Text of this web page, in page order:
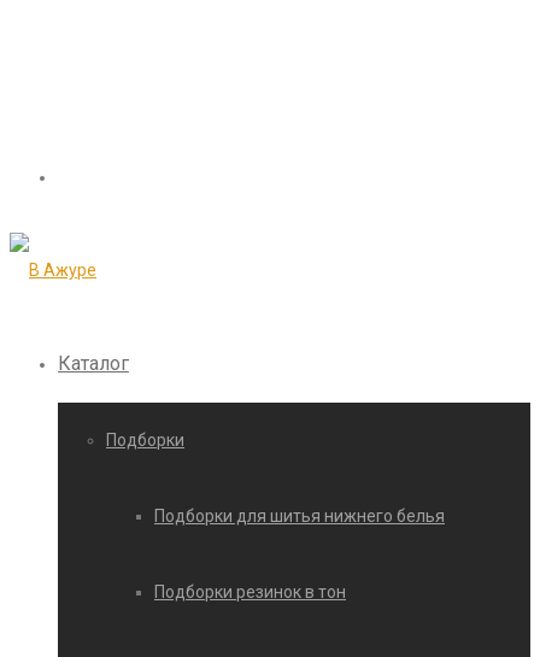
Каталог
Подборки
Подборки для шитья нижнего белья
Подборки резинок в тон